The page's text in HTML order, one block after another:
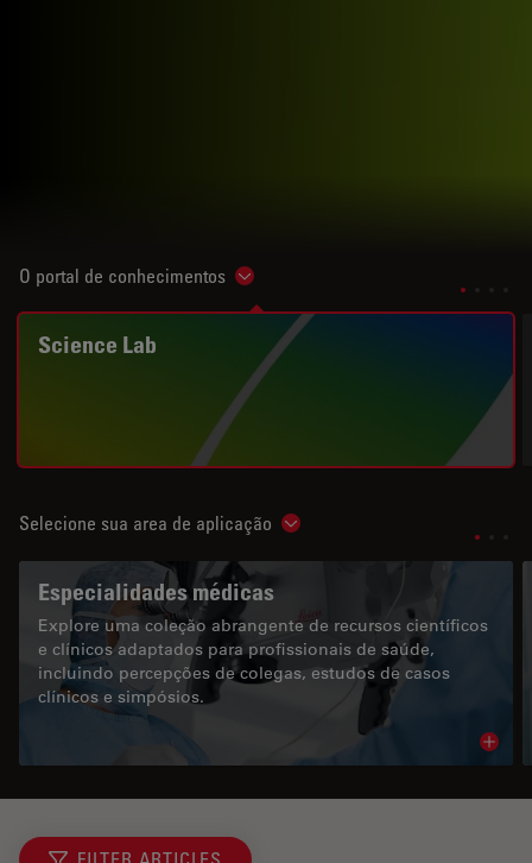
O portal de conhecimentos Show subnavigation
Science Lab
Selecione sua area de aplicação Show subnavigation
Especialidades médicas
Explore uma coleção abrangente de recursos científicos
e clínicos adaptados para profissionais de saúde,
incluindo percepções de colegas, estudos de casos
clínicos e simpósios.